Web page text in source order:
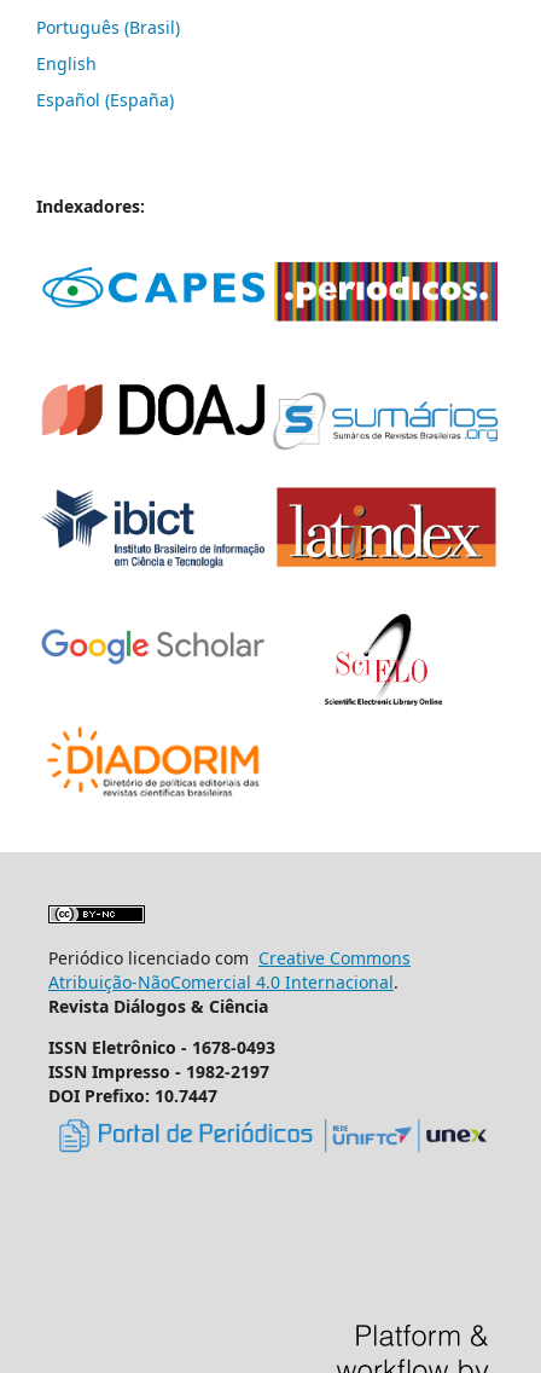
Português (Brasil)
English
Español (España)
Indexadores:
Periódico licenciado com Creative Commons
Atribuição-NãoComercial 4.0 Internacional.
Revista Diálogos & Ciência
ISSN Eletrônico - 1678-0493
ISSN Impresso - 1982-2197
DOI Prefixo: 10.7447